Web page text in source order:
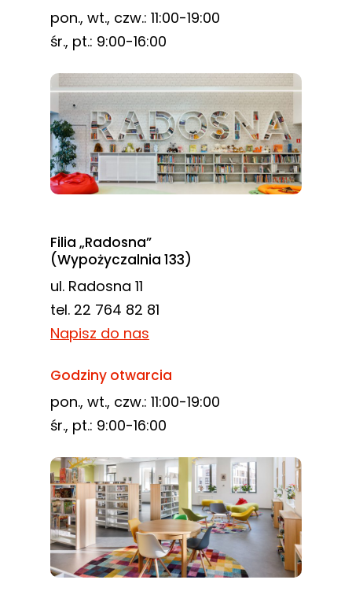
pon., wt., czw.: 11:00-19:00
śr., pt.: 9:00-16:00
Filia „Radosna”
(Wypożyczalnia 133)
ul. Radosna 11
tel. 22 764 82 81
Napisz do nas
Godziny otwarcia
pon., wt., czw.: 11:00-19:00
śr., pt.: 9:00-16:00